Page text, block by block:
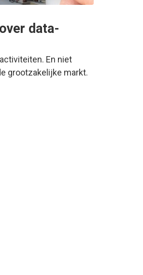
data-
En niet
grootzakelijke markt.